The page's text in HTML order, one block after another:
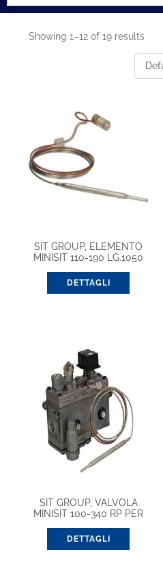
Showing 1–12 of 19 results
SIT GROUP, ELEMENTO
MINISIT 110-190 LG.1050
DETTAGLI
SIT GROUP, VALVOLA
MINISIT 100-340 RP PER
DETTAGLI